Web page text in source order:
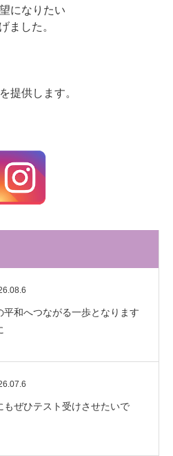
になりたい
ました。
提供します。
平和へつながる一歩となります
もぜひテスト受けさせたいで